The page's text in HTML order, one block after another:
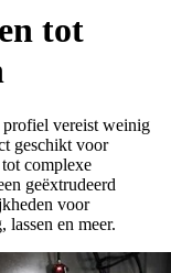
tot
vereist weinig
geschikt voor
complexe
geëxtrudeerd
voor
en meer.